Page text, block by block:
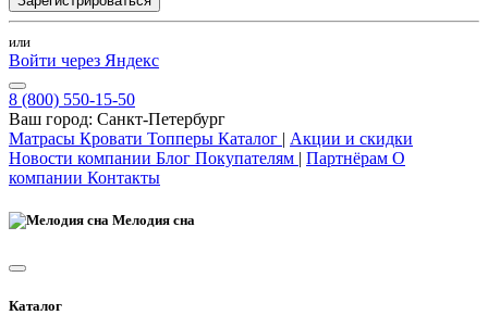
или
Войти через Яндекс
8 (800) 550-15-50
Ваш город: Санкт-Петербург
Матрасы Кровати Топперы Каталог | Акции и скидки
Новости компании Блог Покупателям | Партнёрам О
компании Контакты
Мелодия сна
Каталог